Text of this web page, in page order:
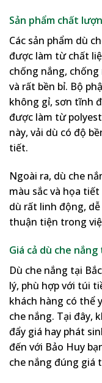
Sản phẩm chất
Các sản phẩm dù
được làm từ chất
chống nắng,
và rất bền bỉ. Bộ
không gỉ, sơn tĩnh
được làm từ
này, vải dù có độ
tiết.
Ngoài ra, dù che
màu sắc và họa
dù rất linh động,
thuận tiện trong
Giá cả dù che
Dù che nắng tại
lý, phù hợp với túi
khách hàng có thể
che nắng. Tại đây,
đẩy giá hay phát
đến với Bảo Huy
che nắng đúng giá